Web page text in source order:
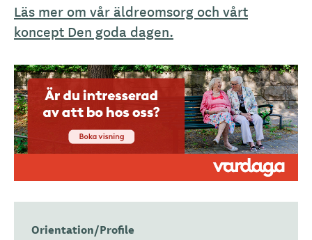
Läs mer om vår äldreomsorg och vårt
koncept Den goda dagen.
Orientation/Profile